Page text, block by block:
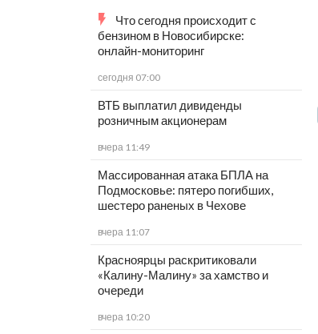
Что сегодня происходит с
бензином в Новосибирске:
онлайн-мониторинг
сегодня 07:00
ВТБ выплатил дивиденды
розничным акционерам
вчера 11:49
Массированная атака БПЛА на
Подмосковье: пятеро погибших,
шестеро раненых в Чехове
вчера 11:07
Красноярцы раскритиковали
«Калину-Малину» за хамство и
очереди
вчера 10:20